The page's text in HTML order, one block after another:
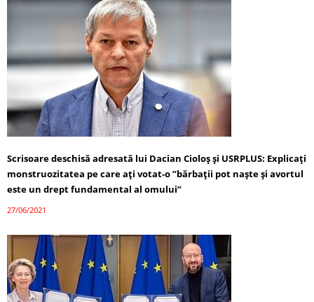
Scrisoare deschisă adresată lui Dacian Cioloș și USRPLUS: Explicați
monstruozitatea pe care ați votat-o ”bărbații pot naște și avortul
este un drept fundamental al omului”
27/06/2021